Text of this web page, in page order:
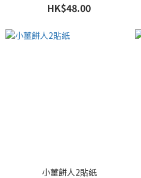
HK$48.00
小薑餅人2貼紙